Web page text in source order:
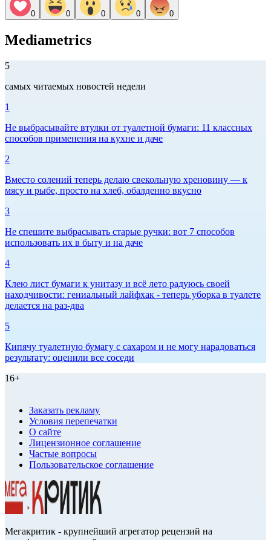
0 0 0 0 0
Mediametrics
5
самых читаемых новостей недели
1
Не выбрасывайте втулки от туалетной бумаги: 11 классных
способов применения на кухне и даче
2
Вместо солений теперь делаю свекольную хреновину — к
мясу и рыбе, просто на хлеб, обалденно вкусно
3
Не спешите выбрасывать старые ручки: вот 7 способов
использовать их в быту и на даче
4
Клею лист бумаги к унитазу и всё лето радуюсь своей
находчивости: гениальный лайфхак - теперь уборка в туалете
делается на раз-два
5
Кипячу туалетную бумагу с сахаром и не могу нарадоваться
результату: оценили все соседи
16+
Заказать рекламу
Условия перепечатки
О сайте
Лицензионное соглашение
Частые вопросы
Пользовательское соглашение
Мегакритик - крупнейший агрегатор рецензий на